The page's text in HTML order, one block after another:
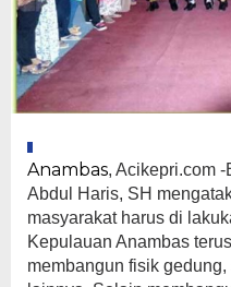
Anambas, Acikepri.com
Abdul Haris, SH
masyarakat harus di
Kepulauan Anambas
membangun fisik